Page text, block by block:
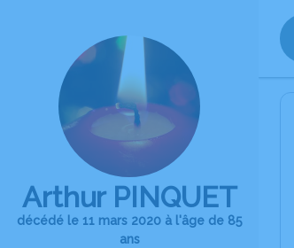
Arthur PINQUET
décédé le 11 mars 2020 à l'âge de 85
ans